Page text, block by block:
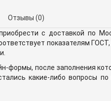
Отзывы (0)
с доставкой по
показателям
формы, после заполнения
какие-либо вопросы